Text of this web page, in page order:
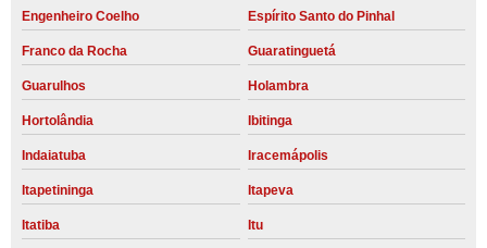
Engenheiro Coelho Espírito Santo do Pinhal
Franco da Rocha Guaratinguetá
Guarulhos Holambra
Hortolândia Ibitinga
Indaiatuba Iracemápolis
Itapetininga Itapeva
Itatiba Itu